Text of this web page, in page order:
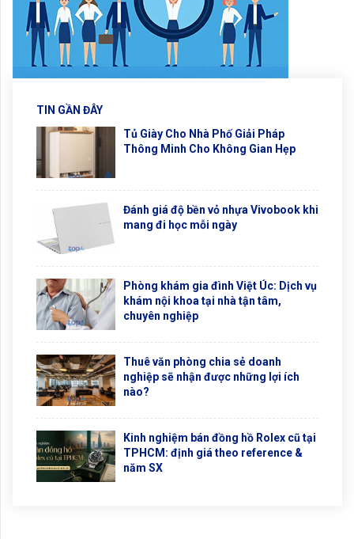
TIN GẦN ĐÂY
Tủ Giày Cho Nhà Phố Giải Pháp
Thông Minh Cho Không Gian Hẹp
Đánh giá độ bền vỏ nhựa Vivobook khi
mang đi học mỗi ngày
Phòng khám gia đình Việt Úc: Dịch vụ
khám nội khoa tại nhà tận tâm,
chuyên nghiệp
Thuê văn phòng chia sẻ doanh
nghiệp sẽ nhận được những lợi ích
nào?
Kinh nghiệm bán đồng hồ Rolex cũ tại
TPHCM: định giá theo reference &
năm SX